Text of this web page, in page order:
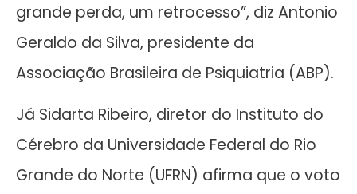
grande perda, um retrocesso”, diz Antonio
Geraldo da Silva, presidente da
Associação Brasileira de Psiquiatria (ABP).
Já Sidarta Ribeiro, diretor do Instituto do
Cérebro da Universidade Federal do Rio
Grande do Norte (UFRN) afirma que o voto